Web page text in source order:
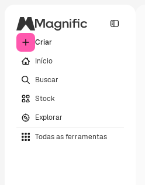
Criar
Início
Buscar
Stock
Explorar
Todas as ferramentas